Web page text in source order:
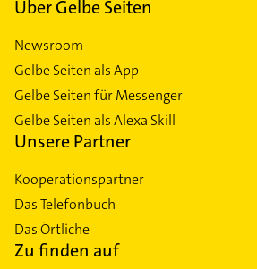
Über Gelbe Seiten
Newsroom
Gelbe Seiten als App
Gelbe Seiten für Messenger
Gelbe Seiten als Alexa Skill
Unsere Partner
Kooperationspartner
Das Telefonbuch
Das Örtliche
Zu finden auf